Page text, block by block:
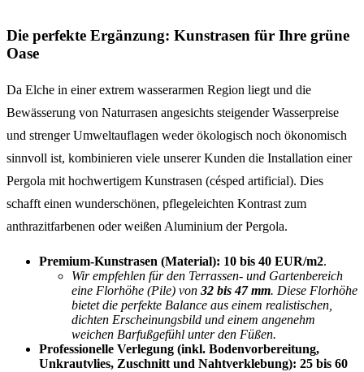
Die perfekte Ergänzung: Kunstrasen für Ihre grüne
Oase
Da Elche in einer extrem wasserarmen Region liegt und die
Bewässerung von Naturrasen angesichts steigender Wasserpreise
und strenger Umweltauflagen weder ökologisch noch ökonomisch
sinnvoll ist, kombinieren viele unserer Kunden die Installation einer
Pergola mit hochwertigem Kunstrasen (césped artificial). Dies
schafft einen wunderschönen, pflegeleichten Kontrast zum
anthrazitfarbenen oder weißen Aluminium der Pergola.
Premium-Kunstrasen (Material): 10 bis 40 EUR/m2.
Wir empfehlen für den Terrassen- und Gartenbereich
eine Florhöhe (Pile) von 32 bis 47 mm. Diese Florhöhe
bietet die perfekte Balance aus einem realistischen,
dichten Erscheinungsbild und einem angenehm
weichen Barfußgefühl unter den Füßen.
Professionelle Verlegung (inkl. Bodenvorbereitung,
Unkrautvlies, Zuschnitt und Nahtverklebung): 25 bis 60